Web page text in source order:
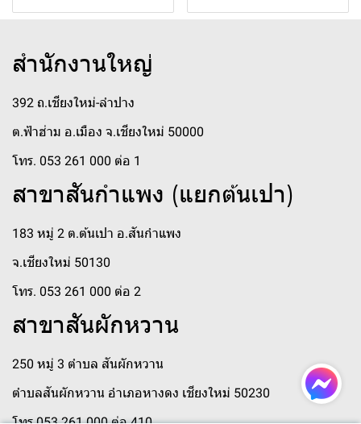
สำนักงานใหญ่
392 ถ.เชียงใหม่-ลำปาง
ต.ฟ้าฮ่าม อ.เมือง จ.เชียงใหม่ 50000
โทร. 053 261 000 ต่อ 1
สาขาสันกำแพง (แยกต้นเปา)
183 หมู่ 2 ต.ต้นเปา อ.สันกำแพง
จ.เชียงใหม่ 50130
โทร. 053 261 000 ต่อ 2
สาขาสันผักหวาน
250 หมู่ 3 ตำบล สันผักหวาน
ตำบลสันผักหวาน อำเภอหางดง เชียงใหม่ 50230